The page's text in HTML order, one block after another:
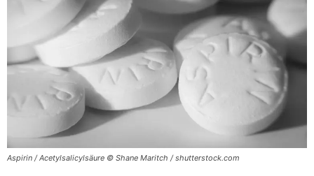
Aspirin / Acetylsalicylsäure © Shane Maritch / shutterstock.com